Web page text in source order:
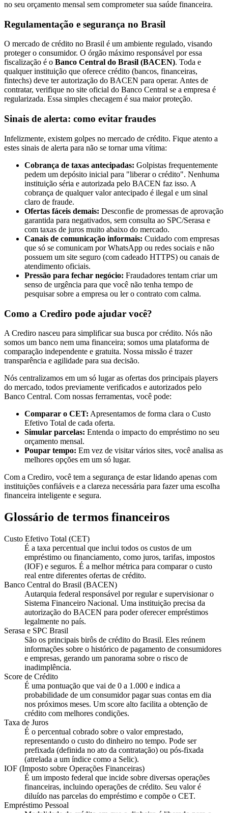
no seu orçamento mensal sem comprometer sua saúde financeira.
Regulamentação e segurança no Brasil
O mercado de crédito no Brasil é um ambiente regulado, visando
proteger o consumidor. O órgão máximo responsável por essa
fiscalização é o Banco Central do Brasil (BACEN). Toda e
qualquer instituição que oferece crédito (bancos, financeiras,
fintechs) deve ter autorização do BACEN para operar. Antes de
contratar, verifique no site oficial do Banco Central se a empresa é
regularizada. Essa simples checagem é sua maior proteção.
Sinais de alerta: como evitar fraudes
Infelizmente, existem golpes no mercado de crédito. Fique atento a
estes sinais de alerta para não se tornar uma vítima:
Cobrança de taxas antecipadas: Golpistas frequentemente
pedem um depósito inicial para "liberar o crédito". Nenhuma
instituição séria e autorizada pelo BACEN faz isso. A
cobrança de qualquer valor antecipado é ilegal e um sinal
claro de fraude.
Ofertas fáceis demais: Desconfie de promessas de aprovação
garantida para negativados, sem consulta ao SPC/Serasa e
com taxas de juros muito abaixo do mercado.
Canais de comunicação informais: Cuidado com empresas
que só se comunicam por WhatsApp ou redes sociais e não
possuem um site seguro (com cadeado HTTPS) ou canais de
atendimento oficiais.
Pressão para fechar negócio: Fraudadores tentam criar um
senso de urgência para que você não tenha tempo de
pesquisar sobre a empresa ou ler o contrato com calma.
Como a Crediro pode ajudar você?
A Crediro nasceu para simplificar sua busca por crédito. Nós não
somos um banco nem uma financeira; somos uma plataforma de
comparação independente e gratuita. Nossa missão é trazer
transparência e agilidade para sua decisão.
Nós centralizamos em um só lugar as ofertas dos principais players
do mercado, todos previamente verificados e autorizados pelo
Banco Central. Com nossas ferramentas, você pode:
Comparar o CET: Apresentamos de forma clara o Custo
Efetivo Total de cada oferta.
Simular parcelas: Entenda o impacto do empréstimo no seu
orçamento mensal.
Poupar tempo: Em vez de visitar vários sites, você analisa as
melhores opções em um só lugar.
Com a Crediro, você tem a segurança de estar lidando apenas com
instituições confiáveis e a clareza necessária para fazer uma escolha
financeira inteligente e segura.
Glossário de termos financeiros
Custo Efetivo Total (CET)
É a taxa percentual que inclui todos os custos de um
empréstimo ou financiamento, como juros, tarifas, impostos
(IOF) e seguros. É a melhor métrica para comparar o custo
real entre diferentes ofertas de crédito.
Banco Central do Brasil (BACEN)
Autarquia federal responsável por regular e supervisionar o
Sistema Financeiro Nacional. Uma instituição precisa da
autorização do BACEN para poder oferecer empréstimos
legalmente no país.
Serasa e SPC Brasil
São os principais birôs de crédito do Brasil. Eles reúnem
informações sobre o histórico de pagamento de consumidores
e empresas, gerando um panorama sobre o risco de
inadimplência.
Score de Crédito
É uma pontuação que vai de 0 a 1.000 e indica a
probabilidade de um consumidor pagar suas contas em dia
nos próximos meses. Um score alto facilita a obtenção de
crédito com melhores condições.
Taxa de Juros
É o percentual cobrado sobre o valor emprestado,
representando o custo do dinheiro no tempo. Pode ser
prefixada (definida no ato da contratação) ou pós-fixada
(atrelada a um índice como a Selic).
IOF (Imposto sobre Operações Financeiras)
É um imposto federal que incide sobre diversas operações
financeiras, incluindo operações de crédito. Seu valor é
diluído nas parcelas do empréstimo e compõe o CET.
Empréstimo Pessoal